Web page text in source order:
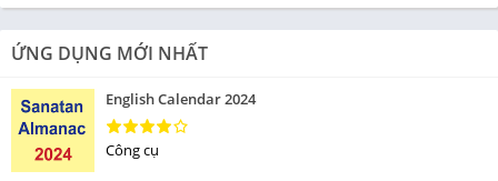
ỨNG DỤNG MỚI NHẤT
English Calendar 2024
Công cụ